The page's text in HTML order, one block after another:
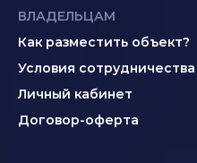
ВЛАДЕЛЬЦАМ
Как разместить объект?
Условия сотрудничества
Личный кабинет
Договор-оферта